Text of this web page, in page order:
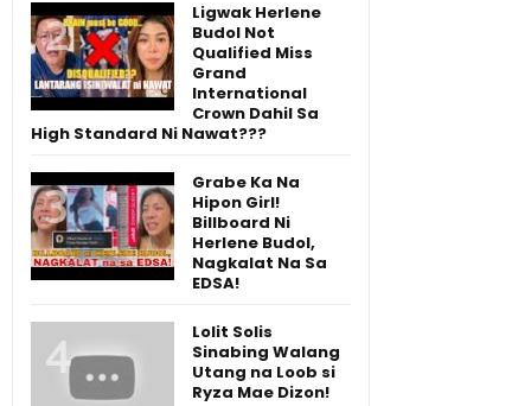
Ligwak Herlene
Budol Not
Qualified Miss
Grand
International
Crown Dahil Sa
High Standard Ni Nawat???
Grabe Ka Na
Hipon Girl!
Billboard Ni
Herlene Budol,
Nagkalat Na Sa
EDSA!
Lolit Solis
Sinabing Walang
Utang na Loob si
Ryza Mae Dizon!